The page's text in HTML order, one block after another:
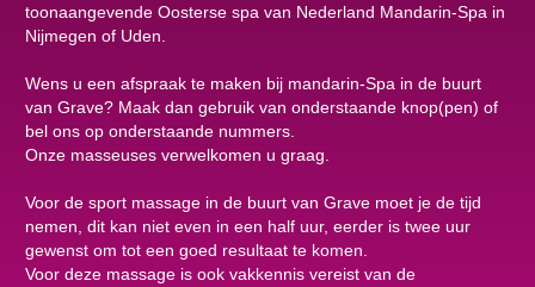
toonaangevende Oosterse spa van Nederland Mandarin-Spa in
Nijmegen of Uden.
Wens u een afspraak te maken bij mandarin-Spa in de buurt
van Grave? Maak dan gebruik van onderstaande knop(pen) of
bel ons op onderstaande nummers.
Onze masseuses verwelkomen u graag.
Voor de sport massage in de buurt van Grave moet je de tijd
nemen, dit kan niet even in een half uur, eerder is twee uur
gewenst om tot een goed resultaat te komen.
Voor deze massage is ook vakkennis vereist van de